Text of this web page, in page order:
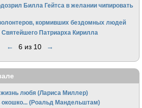
Билла Гейтса в желании чипировать
кормивших бездомных людей
Патриарха Кирилла
← 6 из 10 →
любя (Лариса Миллер)
окошко... (Роальд Мандельштам)